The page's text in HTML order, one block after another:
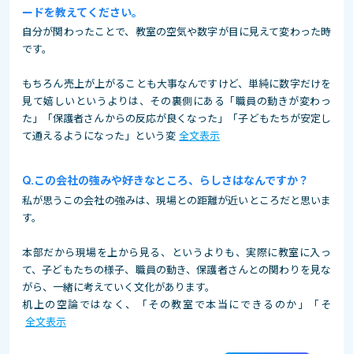
ードを教えてください。
自分が関わったことで、教室の空気や数字が目に見えて変わった時
です。
もちろん売上が上がることも大事なんですけど、単純に数字だけを
見て嬉しいというよりは、その裏側にある「職員の動きが変わっ
た」「保護者さんからの反応が良くなった」「子どもたちが安定し
て通えるようになった」という変 全文表示
この会社の強みや好きなところ、らしさはなんですか？
私が思うこの会社の強みは、現場との距離が近いところだと思いま
す。
本部だから現場を上から見る、というよりも、実際に教室に入っ
て、子どもたちの様子、職員の動き、保護者さんとの関わりを見な
がら、一緒に考えていく文化があります。
机上の空論ではなく、「その教室で本当にできるのか」「そ
全文表示